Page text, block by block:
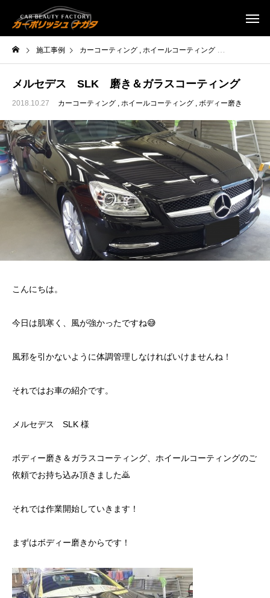
施工事例 カーコーティング ホイールコーティング ボディー磨き
メルセデス SLK 磨き＆ガラスコーティング
2018.10.27 カーコーティング ホイールコーティング ボディー磨き
こんにちは。
今日は肌寒く、風が強かったですね😅
風邪を引かないように体調管理しなければいけませんね！
それではお車の紹介です。
メルセデス SLK 様
ボディー磨き＆ガラスコーティング、ホイールコーティングのご
依頼でお持ち込み頂きました🙇
それでは作業開始していきます！
まずはボディー磨きからです！